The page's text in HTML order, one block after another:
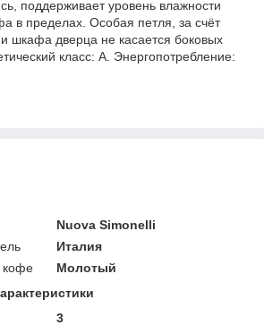
поддерживает уровень влажности
в пределах. Особая петля, за счёт
шкафа дверца не касается боковых
класс: A. Энергопотребление:
Nuova Simonelli
Италия
кофе
Молотый
3